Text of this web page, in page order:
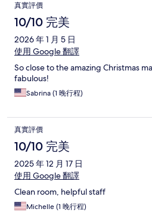
真實評價
10/10 完美
2026 年 1 月 5 日
使用 Google 翻譯
So close to the amazing Christmas
fabulous!
Sabrina (1 晚行程)
真實評價
10/10 完美
2025 年 12 月 17 日
使用 Google 翻譯
Clean room, helpful staff
Michelle (1 晚行程)